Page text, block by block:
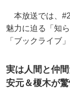
本放送では、
魅力に迫る「知
「ブックライブ
実は人間と仲
安元＆榎木が驚